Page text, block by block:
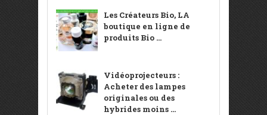
Les Créateurs Bio, LA
boutique en ligne de
produits Bio ...
Vidéoprojecteurs :
Acheter des lampes
originales ou des
hybrides moins ...